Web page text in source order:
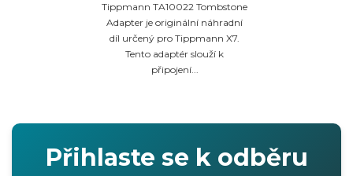
Tippmann TA10022 Tombstone
Adapter je originální náhradní
díl určený pro Tippmann X7.
Tento adaptér slouží k
připojení...
Přihlaste se k odběru